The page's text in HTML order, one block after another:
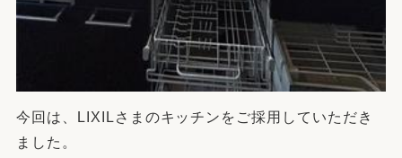
今回は、LIXILさまのキッチンをご採用していただき
ました。